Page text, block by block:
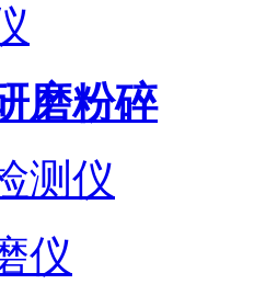
磨粉碎
测仪
仪